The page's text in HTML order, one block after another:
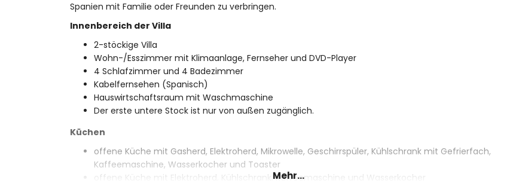
Spanien mit Familie oder Freunden zu verbringen.
Innenbereich der Villa
2-stöckige Villa
Wohn-/Esszimmer mit Klimaanlage, Fernseher und DVD-Player
4 Schlafzimmer und 4 Badezimmer
Kabelfernsehen (Spanisch)
Hauswirtschaftsraum mit Waschmaschine
Der erste untere Stock ist nur von außen zugänglich.
Küchen
offene Küche mit Gasherd, Elektroherd, Mikrowelle, Geschirrspüler, Kühlschrank mit Gefrierfach,
Kaffeemaschine, Wasserkocher und Toaster
offene Küche mit Elektroherd, Kühlschrank, Kaffeemaschine und Wasserkocher
Mehr...